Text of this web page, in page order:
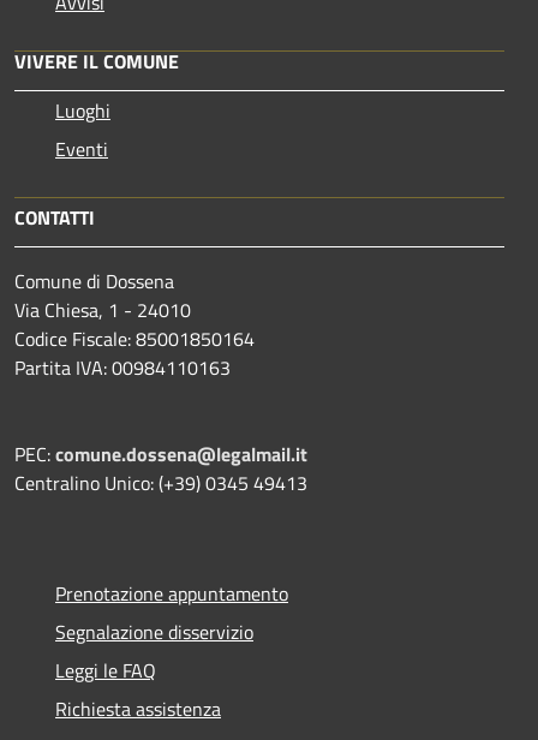
VIVERE IL COMUNE
Luoghi
Eventi
CONTATTI
Comune di Dossena
Via Chiesa, 1 - 24010
Codice Fiscale: 85001850164
Partita IVA: 00984110163
PEC:comune.dossena@legalmail.it
Centralino Unico: (+39) 0345 49413
Prenotazione appuntamento
Segnalazione disservizio
Leggi le FAQ
Richiesta assistenza